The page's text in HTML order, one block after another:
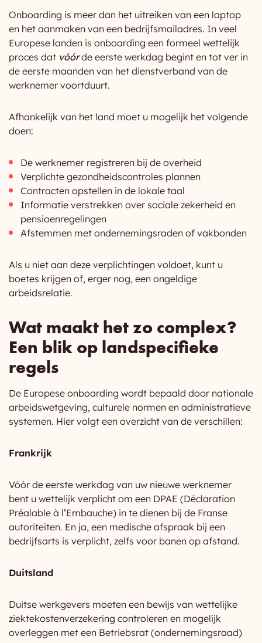
Onboarding is meer dan het uitreiken van een laptop
en het aanmaken van een bedrijfsmailadres. In veel
Europese landen is onboarding een formeel wettelijk
proces dat vóórde eerste werkdag begint en tot ver in
de eerste maanden van het dienstverband van de
werknemer voortduurt.
Afhankelijk van het land moet u mogelijk het volgende
doen:
De werknemer registreren bij de overheid
Verplichte gezondheidscontroles plannen
Contracten opstellen in de lokale taal
Informatie verstrekken over sociale zekerheid en
pensioenregelingen
Afstemmen met ondernemingsraden of vakbonden
Als u niet aan deze verplichtingen voldoet, kunt u
boetes krijgen of, erger nog, een ongeldige
arbeidsrelatie.
Wat maakt het zo complex?
Een blik op landspecifieke
regels
De Europese onboarding wordt bepaald door nationale
arbeidswetgeving, culturele normen en administratieve
systemen. Hier volgt een overzicht van de verschillen:
Frankrijk
Vóór de eerste werkdag van uw nieuwe werknemer
bent u wettelijk verplicht om een DPAE (Déclaration
Préalable à l’Embauche) in te dienen bij de Franse
autoriteiten. En ja, een medische afspraak bij een
bedrijfsarts is verplicht, zelfs voor banen op afstand.
Duitsland
Duitse werkgevers moeten een bewijs van wettelijke
ziektekostenverzekering controleren en mogelijk
overleggen met een Betriebsrat (ondernemingsraad)